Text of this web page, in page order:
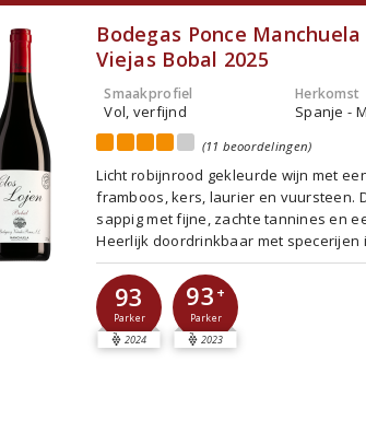
Bodegas Ponce
Viejas Bobal 2025
Smaakprofiel
Vol, verfijnd
Herkomst
Spanje -
(11 beoordelingen)
Licht robijnrood gekleurde wijn met
framboos, kers, laurier en vuursteen.
sappig met fijne, zachte tannines en
Heerlijk doordrinkbaar met specerijen
93
Parker
2024
93 +
Parker
2023